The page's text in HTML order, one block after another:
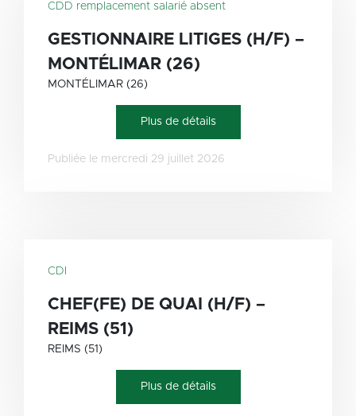
CDD remplacement salarié absent
GESTIONNAIRE LITIGES (H/F) –
MONTÉLIMAR (26)
MONTÉLIMAR (26)
Plus de détails
Publiée le mercredi 29 juillet 2026
CDI
CHEF(FE) DE QUAI (H/F) –
REIMS (51)
REIMS (51)
Plus de détails